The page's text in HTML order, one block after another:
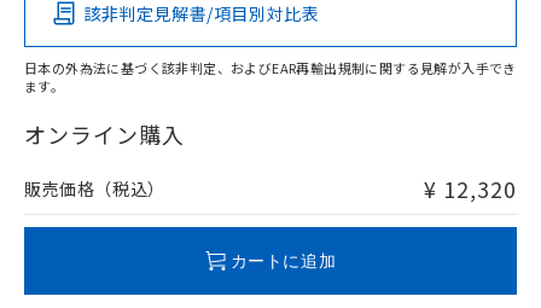
O
在庫等で未対応品が混在する可能性があります。
問い合わせください。
該非判定見解書/項目別対比表
日本の外為法に基づく該非判定、およびEAR再輸出規制に関する見解が入手でき
ます。
オンライン購入
販売価格（税込） ¥ 12,320
カートに追加